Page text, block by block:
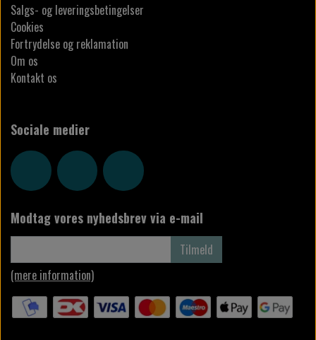
Salgs- og leveringsbetingelser
Cookies
Fortrydelse og reklamation
Om os
Kontakt os
Sociale medier
Modtag vores nyhedsbrev via e-mail
Tilmeld
(mere information)